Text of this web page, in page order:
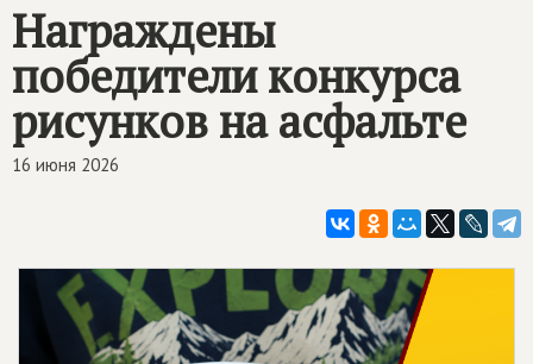
Контакты
Награждены
победители конкурса
рисунков на асфальте
16 июня 2026